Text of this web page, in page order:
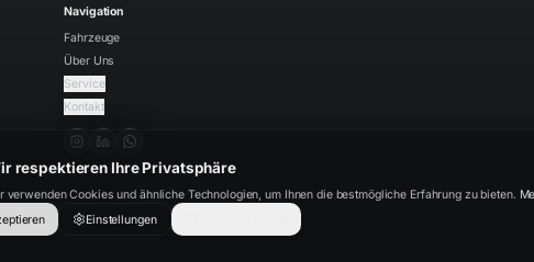
respektieren Ihre Privatsphäre
verwenden Cookies und ähnliche Technologien, um Ihnen die bestmögliche Erfahrung zu bieten.
Einstellungen
Navigation
Fahrzeuge
Über Uns
Service
Kontakt